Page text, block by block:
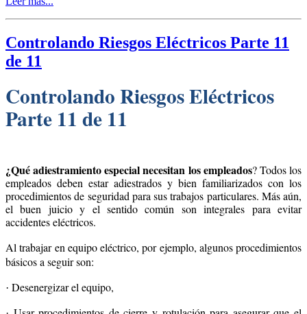
Controlando Riesgos Eléctricos Parte 11
de 11
Controlando Riesgos Eléctricos
Parte 11 de 11
¿Qué adiestramiento especial necesitan los empleados? Todos los
empleados deben estar adiestrados y bien familiarizados con los
procedimientos de seguridad para sus trabajos particulares. Más aún,
el buen juicio y el sentido común son integrales para evitar
accidentes eléctricos.
Al trabajar en equipo eléctrico, por ejemplo, algunos procedimientos
básicos a seguir son:
· Desenergizar el equipo,